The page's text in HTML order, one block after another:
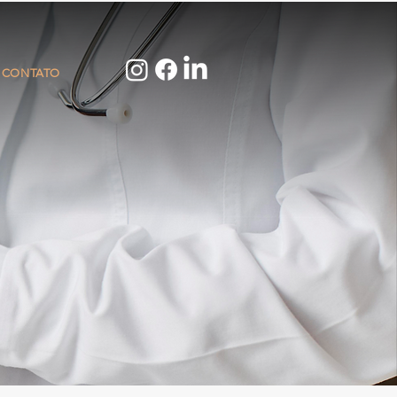
CONTATO